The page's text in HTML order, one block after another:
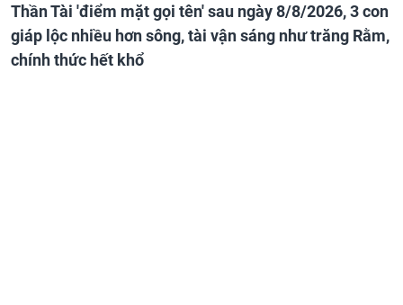
Thần Tài 'điểm mặt gọi tên' sau ngày 8/8/2026, 3 con
giáp lộc nhiều hơn sông, tài vận sáng như trăng Rằm,
chính thức hết khổ